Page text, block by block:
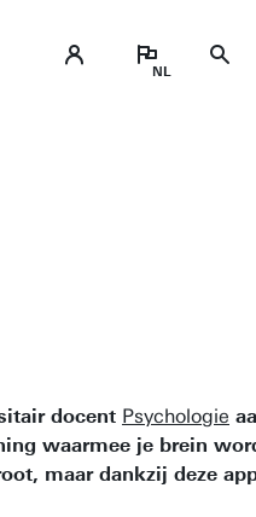
docent Psychologie
waarmee je brein
maar dankzij deze